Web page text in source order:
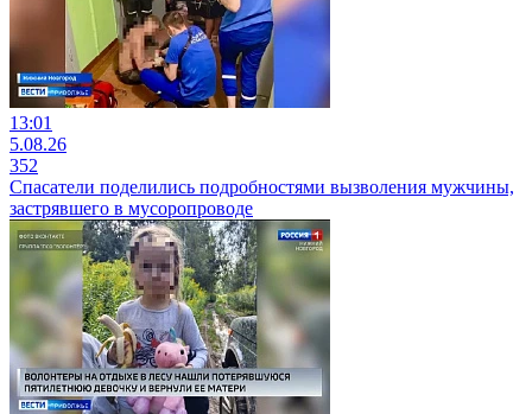
13:01
5.08.26
352
Спасатели поделились подробностями вызволения мужчины,
застрявшего в мусоропроводе